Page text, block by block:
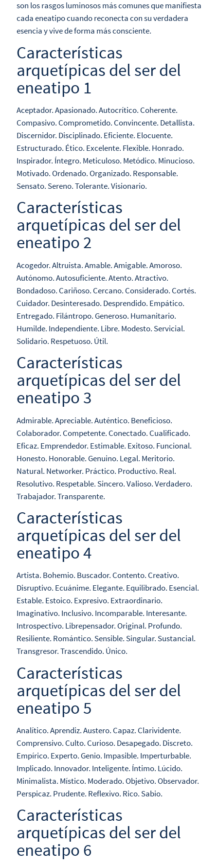
son los rasgos luminosos más comunes que manifiesta
cada eneatipo cuando reconecta con su verdadera
esencia y vive de forma más consciente.
Características
arquetípicas del ser del
eneatipo 1
Aceptador. Apasionado. Autocrítico. Coherente.
Compasivo. Comprometido. Convincente. Detallista.
Discernidor. Disciplinado. Eficiente. Elocuente.
Estructurado. Ético. Excelente. Flexible. Honrado.
Inspirador. Íntegro. Meticuloso. Metódico. Minucioso.
Motivado. Ordenado. Organizado. Responsable.
Sensato. Sereno. Tolerante. Visionario.
Características
arquetípicas del ser del
eneatipo 2
Acogedor. Altruista. Amable. Amigable. Amoroso.
Autónomo. Autosuficiente. Atento. Atractivo.
Bondadoso. Cariñoso. Cercano. Considerado. Cortés.
Cuidador. Desinteresado. Desprendido. Empático.
Entregado. Filántropo. Generoso. Humanitario.
Humilde. Independiente. Libre. Modesto. Servicial.
Solidario. Respetuoso. Útil.
Características
arquetípicas del ser del
eneatipo 3
Admirable. Apreciable. Auténtico. Beneficioso.
Colaborador. Competente. Conectado. Cualificado.
Eficaz. Emprendedor. Estimable. Exitoso. Funcional.
Honesto. Honorable. Genuino. Legal. Meritorio.
Natural. Networker. Práctico. Productivo. Real.
Resolutivo. Respetable. Sincero. Valioso. Verdadero.
Trabajador. Transparente.
Características
arquetípicas del ser del
eneatipo 4
Artista. Bohemio. Buscador. Contento. Creativo.
Disruptivo. Ecuánime. Elegante. Equilibrado. Esencial.
Estable. Estoico. Expresivo. Extraordinario.
Imaginativo. Inclusivo. Incomparable. Interesante.
Introspectivo. Librepensador. Original. Profundo.
Resiliente. Romántico. Sensible. Singular. Sustancial.
Transgresor. Trascendido. Único.
Características
arquetípicas del ser del
eneatipo 5
Analítico. Aprendiz. Austero. Capaz. Clarividente.
Comprensivo. Culto. Curioso. Desapegado. Discreto.
Empírico. Experto. Genio. Impasible. Imperturbable.
Implicado. Innovador. Inteligente. Íntimo. Lúcido.
Minimalista. Místico. Moderado. Objetivo. Observador.
Perspicaz. Prudente. Reflexivo. Rico. Sabio.
Características
arquetípicas del ser del
eneatipo 6